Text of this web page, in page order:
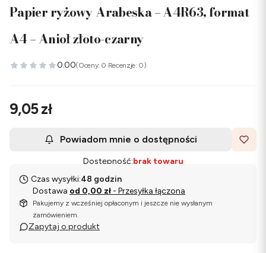
Papier ryżowy Arabeska – A4R63, format
A4 – Anioł złoto-czarny
0.00(Oceny: 0 Recenzje: 0)
Cena
9,05 zł
Powiadom mnie o dostępności
Dostępność:brak towaru
Czas wysyłki:48 godzin
Dostawa od 0,00 zł - Przesyłka łączona
Pakujemy z wcześniej opłaconym i jeszcze nie wysłanym
zamówieniem.
Zapytaj o produkt